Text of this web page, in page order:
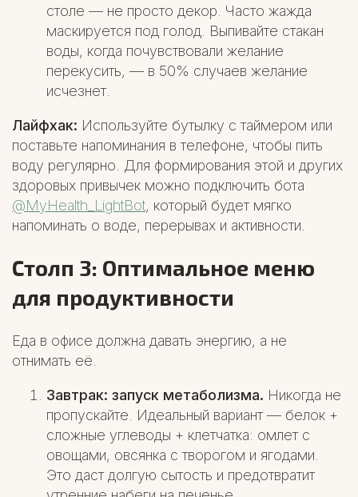
столе — не просто декор. Часто жажда
маскируется под голод. Выпивайте стакан
воды, когда почувствовали желание
перекусить, — в 50% случаев желание
исчезнет.
Лайфхак: Используйте бутылку с таймером или
поставьте напоминания в телефоне, чтобы пить
воду регулярно. Для формирования этой и других
здоровых привычек можно подключить бота
@MyHealth_LightBot, который будет мягко
напоминать о воде, перерывах и активности.
Столп 3: Оптимальное меню
для продуктивности
Еда в офисе должна давать энергию, а не
отнимать её.
Завтрак: запуск метаболизма. Никогда не
пропускайте. Идеальный вариант — белок +
сложные углеводы + клетчатка: омлет с
овощами, овсянка с творогом и ягодами.
Это даст долгую сытость и предотвратит